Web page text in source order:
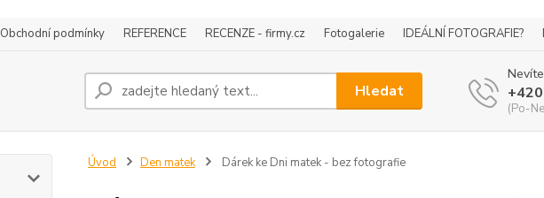
Obchodní podmínky REFERENCE RECENZE - firmy.cz Fotogalerie IDEÁLNÍ FOTOGRAFIE?
Hledat
(Po-
Úvod Den matek Dárek ke Dni matek - bez fotografie